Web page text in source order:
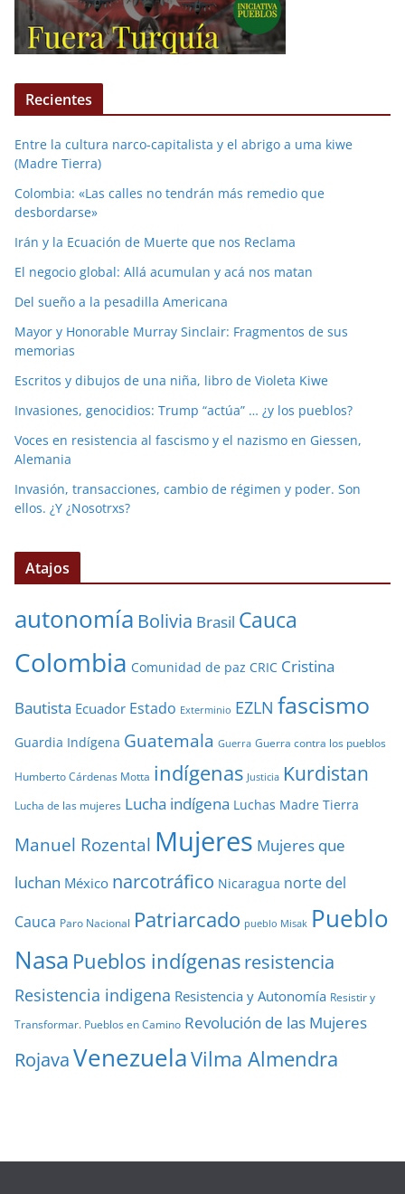
Recientes
Entre la cultura narco-capitalista y el abrigo a uma kiwe
(Madre Tierra)
Colombia: «Las calles no tendrán más remedio que
desbordarse»
Irán y la Ecuación de Muerte que nos Reclama
El negocio global: Allá acumulan y acá nos matan
Del sueño a la pesadilla Americana
Mayor y Honorable Murray Sinclair: Fragmentos de sus
memorias
Escritos y dibujos de una niña, libro de Violeta Kiwe
Invasiones, genocidios: Trump “actúa” … ¿y los pueblos?
Voces en resistencia al fascismo y el nazismo en Giessen,
Alemania
Invasión, transacciones, cambio de régimen y poder. Son
ellos. ¿Y ¿Nosotrxs?
Atajos
autonomía Bolivia Brasil Cauca
Colombia Comunidad de paz CRIC Cristina
Bautista Ecuador Estado Exterminio EZLN fascismo
Guardia Indígena Guatemala Guerra Guerra contra los pueblos
Humberto Cárdenas Motta indígenas Justicia Kurdistan
Lucha de las mujeres Lucha indígena Luchas Madre Tierra
Manuel Rozental Mujeres Mujeres que
luchan México narcotráfico Nicaragua norte del
Cauca Paro Nacional Patriarcado pueblo Misak Pueblo
Nasa Pueblos indígenasresistencia
Resistencia indigena Resistencia y Autonomía Resistir y
Transformar. Pueblos en Camino Revolución de las Mujeres
RojavaVenezuelaVilma Almendra